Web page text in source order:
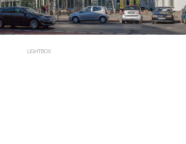
LIGHTBOX